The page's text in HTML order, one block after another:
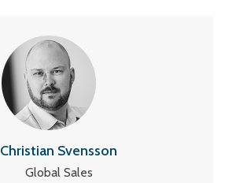
Christian Svensson
Global Sales